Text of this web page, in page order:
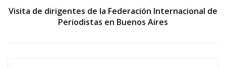
Visita de dirigentes de la Federación Internacional de
Periodistas en Buenos Aires